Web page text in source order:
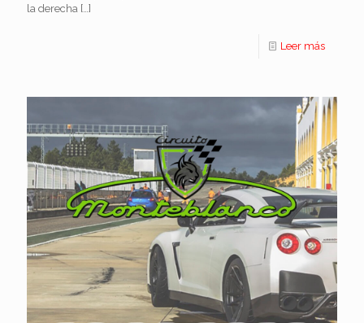
la derecha […]
Leer más